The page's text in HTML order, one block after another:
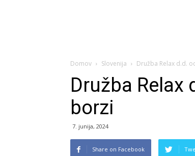
Domov Slovenija Družba Relax d.d.
Družba Relax
borzi
7. junija, 2024
Share on Facebook